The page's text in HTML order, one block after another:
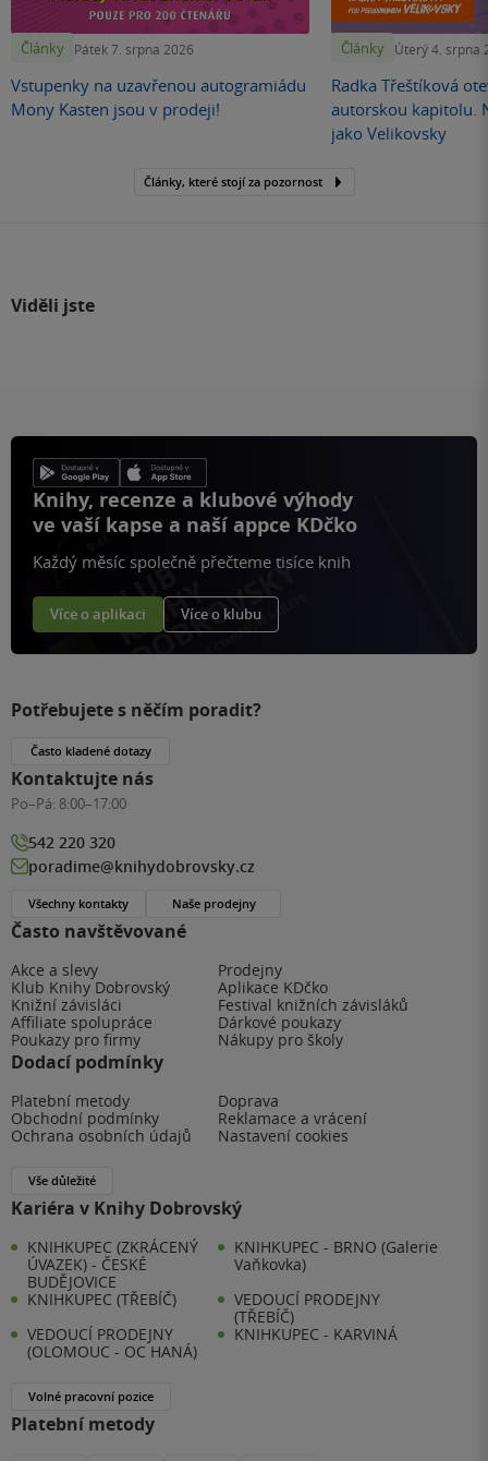
Články Pátek 7. srpna 2026
Vstupenky na uzavřenou autogramiádu
Mony Kasten jsou v prodeji!
Články Úterý 4. srpna
Radka Třeštíková
autorskou kapitolu.
jako Velikovsky
Články, které stojí za pozornost
Viděli jste
Knihy, recenze a klubové výhody
ve vaší kapse a naší appce KDčko
Každý měsíc společně přečteme tisíce knih
Více o aplikaci Více o klubu
Často navštěvované
Akce a slevy
Prodejny
Klub Knihy Dobrovský
Aplikace KDčko
Knižní závisláci
Festival knižních závisláků
Affiliate spolupráce
Dárkové poukazy
Poukazy pro firmy
Nákupy pro školy
Dodací podmínky
Platební metody
Doprava
Obchodní podmínky
Reklamace a vrácení
Ochrana osobních údajů
Nastavení cookies
Vše důležité
Kariéra v Knihy Dobrovský
KNIHKUPEC (ZKRÁCENÝ
ÚVAZEK) - ČESKÉ
BUDĚJOVICE
KNIHKUPEC - BRNO (Galerie
Vaňkovka)
KNIHKUPEC (TŘEBÍČ)
VEDOUCÍ PRODEJNY
(TŘEBÍČ)
VEDOUCÍ PRODEJNY
(OLOMOUC - OC HANÁ)
KNIHKUPEC - KARVINÁ
Volné pracovní pozice
Platební metody
Potřebujete s něčím poradit?
Často kladené dotazy
Kontaktujte nás
Po–Pá: 8:00–17:00
542 220 320
poradime@knihydobrovsky.cz
Všechny kontakty Naše prodejny